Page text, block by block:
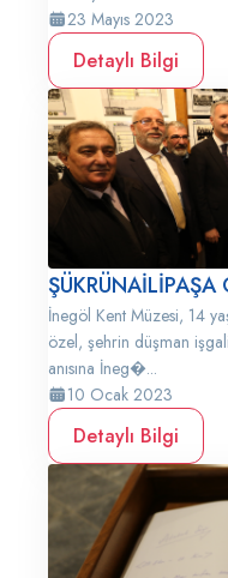
23 Mayıs 2023
Detaylı Bilgi
ŞÜKRÜNAİLİPAŞA
İnegöl Kent Müzesi, 14
özel, şehrin düşman
anısına İneg�...
10 Ocak 2023
Detaylı Bilgi